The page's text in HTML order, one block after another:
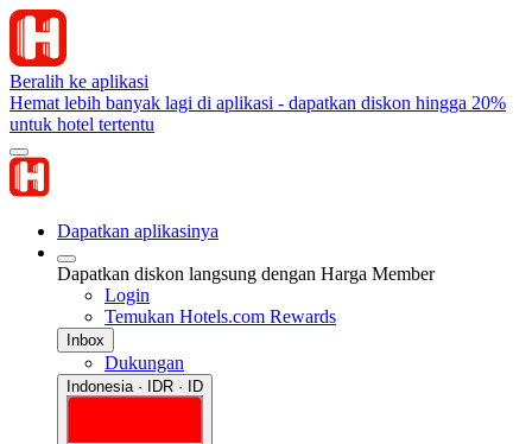
Beralih ke aplikasi
Hemat lebih banyak lagi di aplikasi - dapatkan diskon hingga 20%
untuk hotel tertentu
Dapatkan aplikasinya
Dapatkan diskon langsung dengan Harga Member
Login
Temukan Hotels.com Rewards
Inbox
Dukungan
Indonesia · IDR · ID